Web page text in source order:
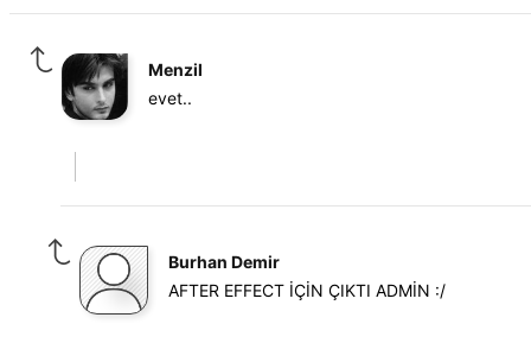
Menzil
evet..
Burhan Demir
AFTER EFFECT İÇİN ÇIKTI ADMİN :/